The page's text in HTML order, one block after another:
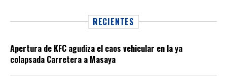
RECIENTES
Apertura de KFC agudiza el caos vehicular en la ya
colapsada Carretera a Masaya